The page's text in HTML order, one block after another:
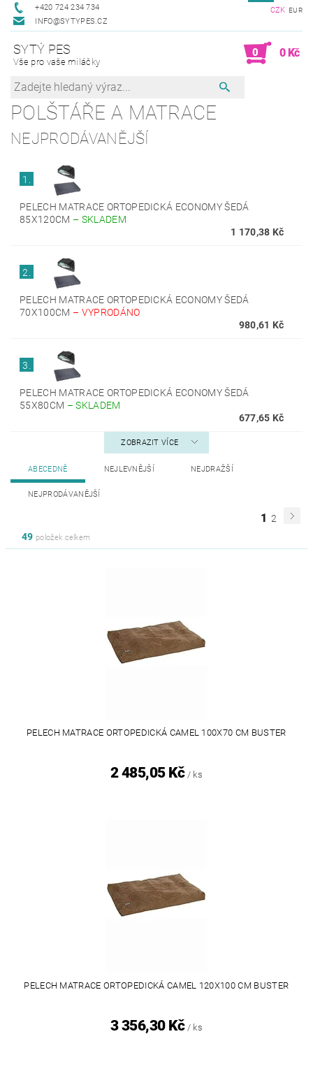
+420 724 234 734
INFO@SYTYPES.CZ
CZK EUR
SYTÝ PES
Vše pro vaše miláčky
0 0 Kč
POLŠTÁŘE A MATRACE
NEJPRODÁVANĚJŠÍ
1.
PELECH MATRACE ORTOPEDICKÁ ECONOMY ŠEDÁ
85X120CM – SKLADEM
1 170,38 Kč
2.
PELECH MATRACE ORTOPEDICKÁ ECONOMY ŠEDÁ
70X100CM – VYPRODÁNO
980,61 Kč
3.
PELECH MATRACE ORTOPEDICKÁ ECONOMY ŠEDÁ
55X80CM –SKLADEM
677,65 Kč
ZOBRAZIT VÍCE
ABECEDNĚ NEJLEVNĚJŠÍ NEJDRAŽŠÍ
NEJPRODÁVANĚJŠÍ
1 2
49 položek celkem
PELECH MATRACE ORTOPEDICKÁ CAMEL 100X70 CM BUSTER
2 485,05 Kč / ks
PELECH MATRACE ORTOPEDICKÁ CAMEL 120X100 CM BUSTER
3 356,30 Kč / ks